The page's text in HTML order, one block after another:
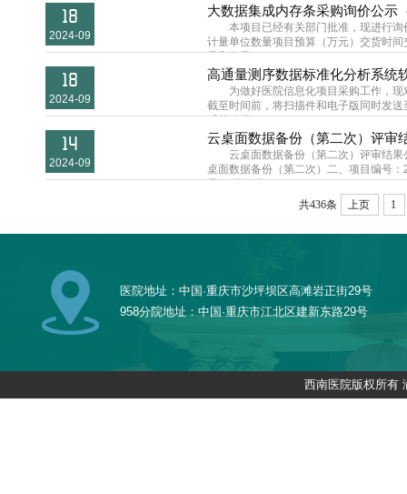
18
2024-09
大数据集成内存条采购询价公示
本项目已经有关部门批准，现进行
计量单位数量项目预算（万元）交货时
品和数量...
18
2024-09
高通量测序数据标准化分析系统
为做好医院信息化项目采购工作，
截至时间前，将扫描件和电子版同时发
斥其他潜...
14
2024-09
云桌面数据备份（第二次）评审
云桌面数据备份（第二次）评审结
桌面数据备份（第二次）二、项目编号
果： 投标供...
共436条
上页 1
医院地址：中国·重庆市沙坪坝区高滩岩正街29号
958分院地址：中国·重庆市江北区建新东路29号
西南医院版权所有